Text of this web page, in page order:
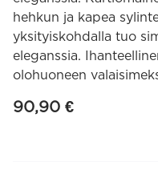
hehkun ja kapea
yksityiskohdalla tuo
eleganssia.
olohuoneen
90,90 €